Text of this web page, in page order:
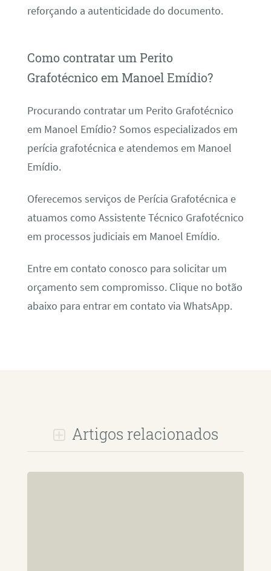
reforçando a autenticidade do documento.
Como contratar um Perito
Grafotécnico em Manoel Emídio?
Procurando contratar um Perito Grafotécnico
em Manoel Emídio? Somos especializados em
perícia grafotécnica e atendemos em Manoel
Emídio.
Oferecemos serviços de Perícia Grafotécnica e
atuamos como Assistente Técnico Grafotécnico
em processos judiciais em Manoel Emídio.
Entre em contato conosco para solicitar um
orçamento sem compromisso. Clique no botão
abaixo para entrar em contato via WhatsApp.
Artigos relacionados